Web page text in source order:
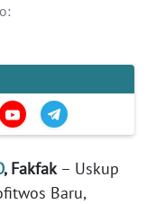
, Fakfak– Uskup
Baru,